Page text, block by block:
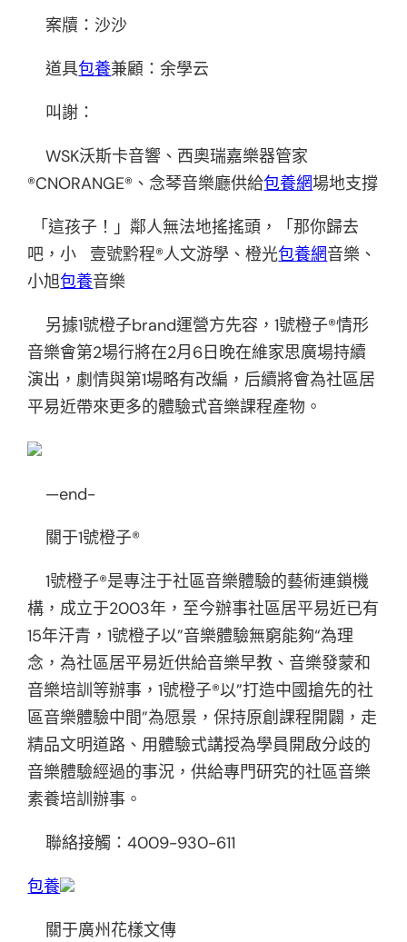
案牘：沙沙
道具包養兼顧：余學云
叫謝：
WSK沃斯卡音響、西奧瑞嘉樂器管家
®CNORANGE®、念琴音樂廳供給包養網場地支撐
「這孩子！」鄰人無法地搖搖頭，「那你歸去
吧，小 壹號黔程®人文游學、橙光包養網音樂、
小旭包養音樂
另據1號橙子brand運營方先容，1號橙子®情形
音樂會第2場行將在2月6日晚在維家思廣場持續
演出，劇情與第1場略有改編，后續將會為社區居
平易近帶來更多的體驗式音樂課程產物。
—end-
關于1號橙子®
1號橙子®是專注于社區音樂體驗的藝術連鎖機
構，成立于2003年，至今辦事社區居平易近已有
15年汗青，1號橙子以”音樂體驗無窮能夠“為理
念，為社區居平易近供給音樂早教、音樂發蒙和
音樂培訓等辦事，1號橙子®以”打造中國搶先的社
區音樂體驗中間”為愿景，保持原創課程開闢，走
精品文明道路、用體驗式講授為學員開啟分歧的
音樂體驗經過的事況，供給專門研究的社區音樂
素養培訓辦事。
聯絡接觸：4009-930-611
包養
關于廣州花樣文傳